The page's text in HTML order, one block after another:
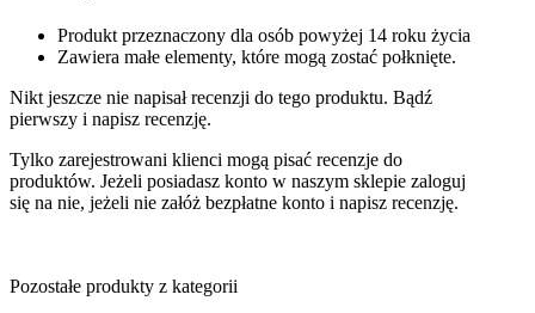
Produkt przeznaczony dla osób powyżej 14 roku życia
Zawiera małe elementy, które mogą zostać połknięte.
Nikt jeszcze nie napisał recenzji do tego produktu. Bądź
pierwszy i napisz recenzję.
Tylko zarejestrowani klienci mogą pisać recenzje do
produktów. Jeżeli posiadasz konto w naszym sklepie zaloguj
się na nie, jeżeli nie załóż bezpłatne konto i napisz recenzję.
Pozostałe produkty z kategorii